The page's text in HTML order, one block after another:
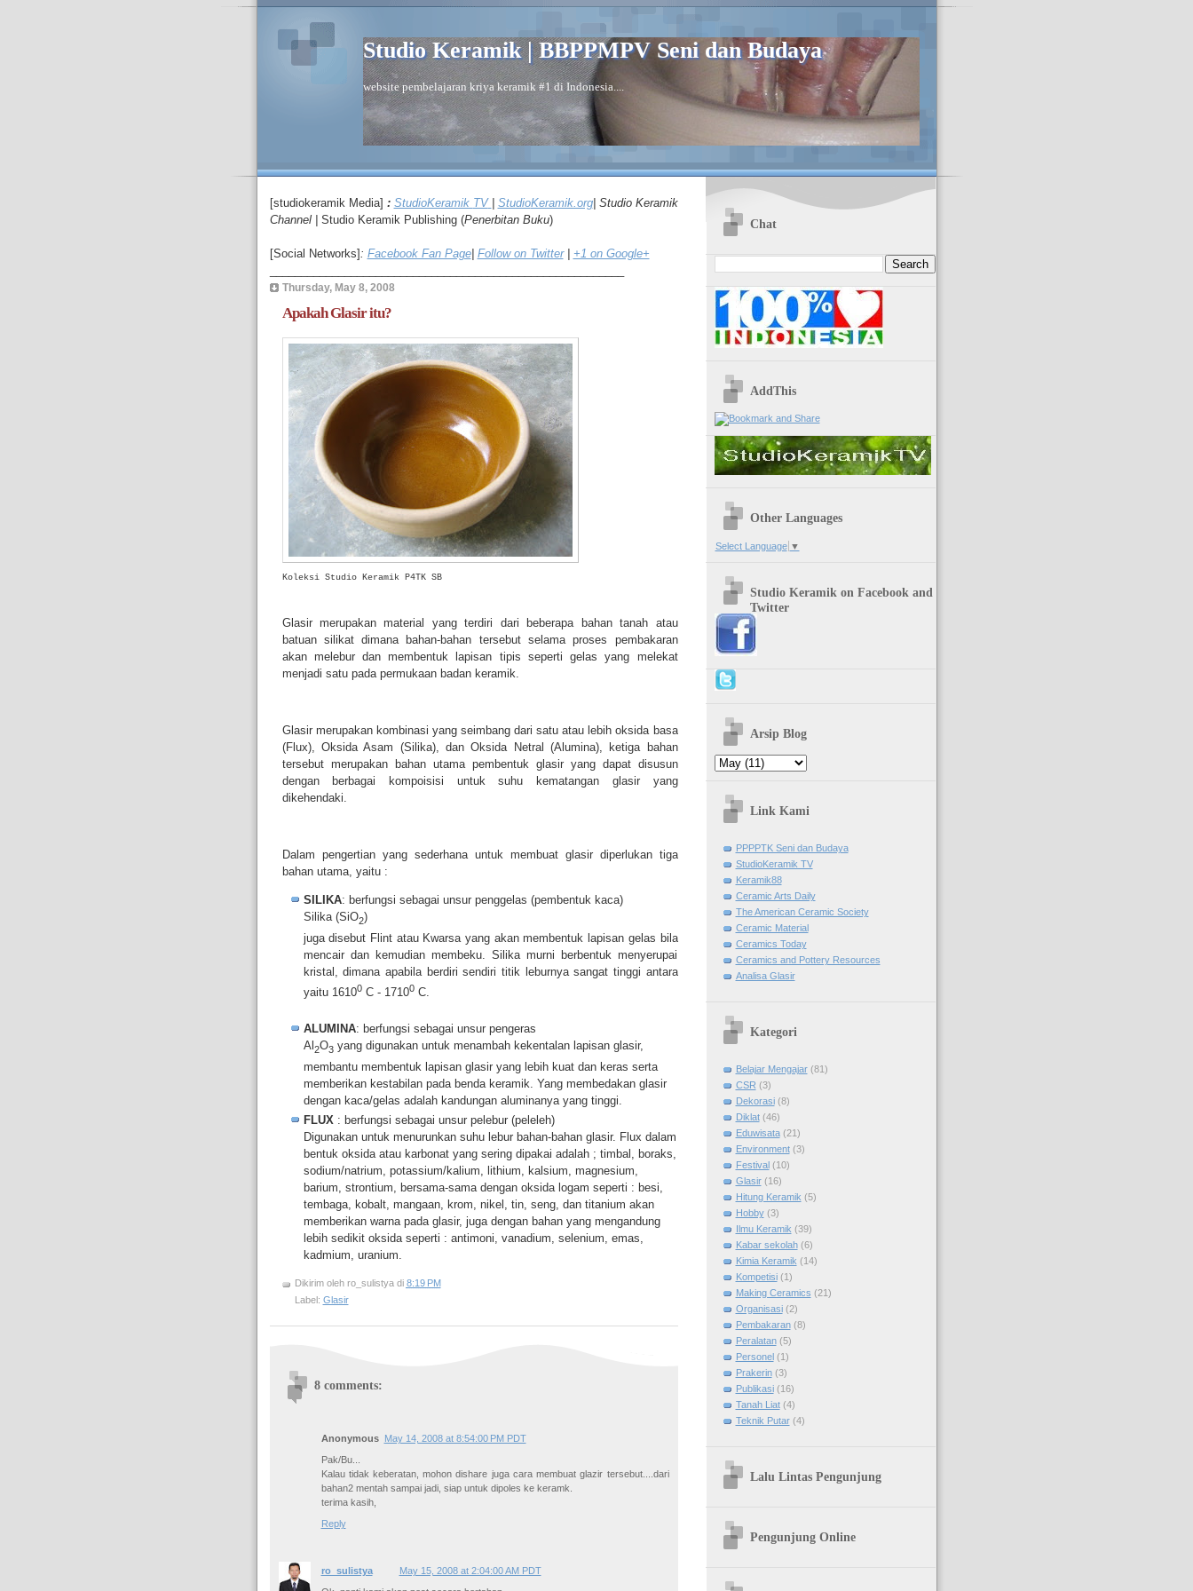
Studio Keramik | BBPPMPV Seni dan Budaya
website pembelajaran kriya keramik #1 di Indonesia....
[studiokeramik Media] : StudioKeramik TV StudioKeramik.org| Studio Keramik
Channel| Studio Keramik Publishing (Penerbitan Buku)
[Social Networks]: Facebook Fan Page| Follow on Twitter| +1 on Google+
Thursday, May 8, 2008
Apakah Glasir itu?
Koleksi Studio Keramik P4TK SB
Glasir merupakan material yang terdiri dari beberapa bahan tanah atau
batuan silikat dimana bahan-bahan tersebut selama proses pembakaran
akan melebur dan membentuk lapisan tipis seperti gelas yang melekat
menjadi satu pada permukaan badan keramik.
Glasir merupakan kombinasi yang seimbang dari satu atau lebih oksida basa
(Flux), Oksida Asam (Silika), dan Oksida Netral (Alumina), ketiga bahan
tersebut merupakan bahan utama pembentuk glasir yang dapat disusun
dengan berbagai kompoisisi untuk suhu kematangan glasir yang
dikehendaki.
Dalam pengertian yang sederhana untuk membuat glasir diperlukan tiga
bahan utama, yaitu :
SILIKA: berfungsi sebagai unsur penggelas (pembentuk kaca)
Silika (SiO2)
juga disebut Flint atau Kwarsa yang akan membentuk lapisan gelas bila
mencair dan kemudian membeku. Silika murni berbentuk menyerupai
kristal, dimana apabila berdiri sendiri titik leburnya sangat tinggi antara
yaitu 16100C - 17100C.
ALUMINA: berfungsi sebagai unsur pengeras
Al 2O3yang digunakan untuk menambah kekentalan lapisan glasir,
membantu membentuk lapisan glasir yang lebih kuat dan keras serta
memberikan kestabilan pada benda keramik. Yang membedakan glasir
dengan kaca/gelas adalah kandungan aluminanya yang tinggi.
FLUX : berfungsi sebagai unsur pelebur (peleleh)
Digunakan untuk menurunkan suhu lebur bahan-bahan glasir. Flux dalam
bentuk oksida atau karbonat yang sering dipakai adalah ; timbal, boraks,
sodium/natrium, potassium/kalium, lithium, kalsium, magnesium,
barium, strontium, bersama-sama dengan oksida logam seperti : besi,
tembaga, kobalt, mangaan, krom, nikel, tin, seng, dan titanium akan
memberikan warna pada glasir, juga dengan bahan yang mengandung
lebih sedikit oksida seperti : antimoni, vanadium, selenium, emas,
kadmium, uranium.
Dikirim oleh ro_sulistya di 8:19 PM
Label: Glasir
8 comments:
Anonymous
May 14, 2008 at 8:54:00 PM PDT
Pak/Bu...
Kalau tidak keberatan, mohon dishare juga cara membuat glazir tersebut....dari
bahan2 mentah sampai jadi, siap untuk dipoles ke keramk.
terima kasih,
Reply
ro_sulistya
May 15, 2008 at 2:04:00 AM PDT
Chat
AddThis
Other Languages
Select Language ▼
Studio Keramik on Facebook and
Twitter
Arsip Blog
Link Kami
PPPPTK Seni dan Budaya
StudioKeramik TV
Keramik88
Ceramic Arts Daily
The American Ceramic Society
Ceramic Material
Ceramics Today
Ceramics and Pottery Resources
Analisa Glasir
Kategori
Belajar Mengajar (81)
CSR (3)
Dekorasi (8)
Diklat (46)
Eduwisata (21)
Environment (3)
Festival (10)
Glasir (16)
Hitung Keramik (5)
Hobby (3)
Ilmu Keramik (39)
Kabar sekolah (6)
Kimia Keramik (14)
Kompetisi (1)
Making Ceramics (21)
Organisasi (2)
Pembakaran (8)
Peralatan (5)
Personel (1)
Prakerin (3)
Publikasi (16)
Tanah Liat (4)
Teknik Putar (4)
Lalu Lintas Pengunjung
Pengunjung Online